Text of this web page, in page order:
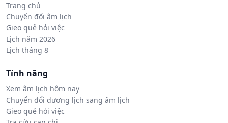
Trang chủ
Chuyển đổi âm lịch
Gieo quẻ hỏi việc
Lịch năm 2026
Lịch tháng 8
Tính năng
Xem âm lịch hôm nay
Chuyển đổi dương lịch sang âm lịch
Gieo quẻ hỏi việc